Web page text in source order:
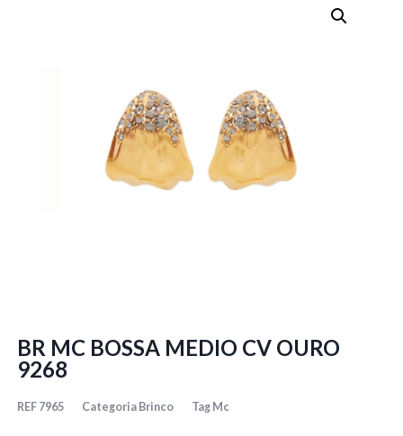
BR MC BOSSA MEDIO CV OURO
9268
REF 7965 Categoria Brinco Tag Mc